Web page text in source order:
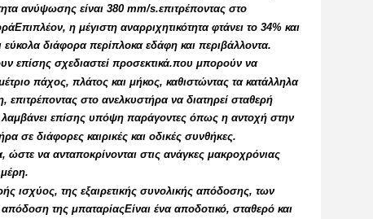
ανύψωσης είναι 380 mm/s.επιτρέποντας στο
η μέγιστη αναρριχητικότητα φτάνει το 34% και
εύκολα διάφορα περίπλοκα εδάφη και περιβάλλοντα.
επίσης σχεδιαστεί προσεκτικά.που μπορούν να
πάχος, πλάτος και μήκος, καθιστώντας τα κατάλληλα
επιτρέποντας στο ανελκυστήρα να διατηρεί σταθερή
επίσης υπόψη παράγοντες όπως η αντοχή στην
σε διάφορες καιρικές και οδικές συνθήκες.
ώστε να ανταποκρίνονται στις ανάγκες μακροχρόνιας
ισχύος, της εξαιρετικής συνολικής απόδοσης, των
της μπαταρίαςΕίναι ένα αποδοτικό, σταθερό και